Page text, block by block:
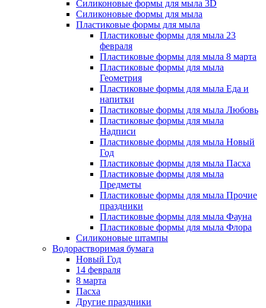
Силиконовые формы для мыла 3D
Силиконовые формы для мыла
Пластиковые формы для мыла
Пластиковые формы для мыла 23
февраля
Пластиковые формы для мыла 8 марта
Пластиковые формы для мыла
Геометрия
Пластиковые формы для мыла Еда и
напитки
Пластиковые формы для мыла Любовь
Пластиковые формы для мыла
Надписи
Пластиковые формы для мыла Новый
Год
Пластиковые формы для мыла Пасха
Пластиковые формы для мыла
Предметы
Пластиковые формы для мыла Прочие
праздники
Пластиковые формы для мыла Фауна
Пластиковые формы для мыла Флора
Силиконовые штампы
Водорастворимая бумага
Новый Год
14 февраля
8 марта
Пасха
Другие праздники